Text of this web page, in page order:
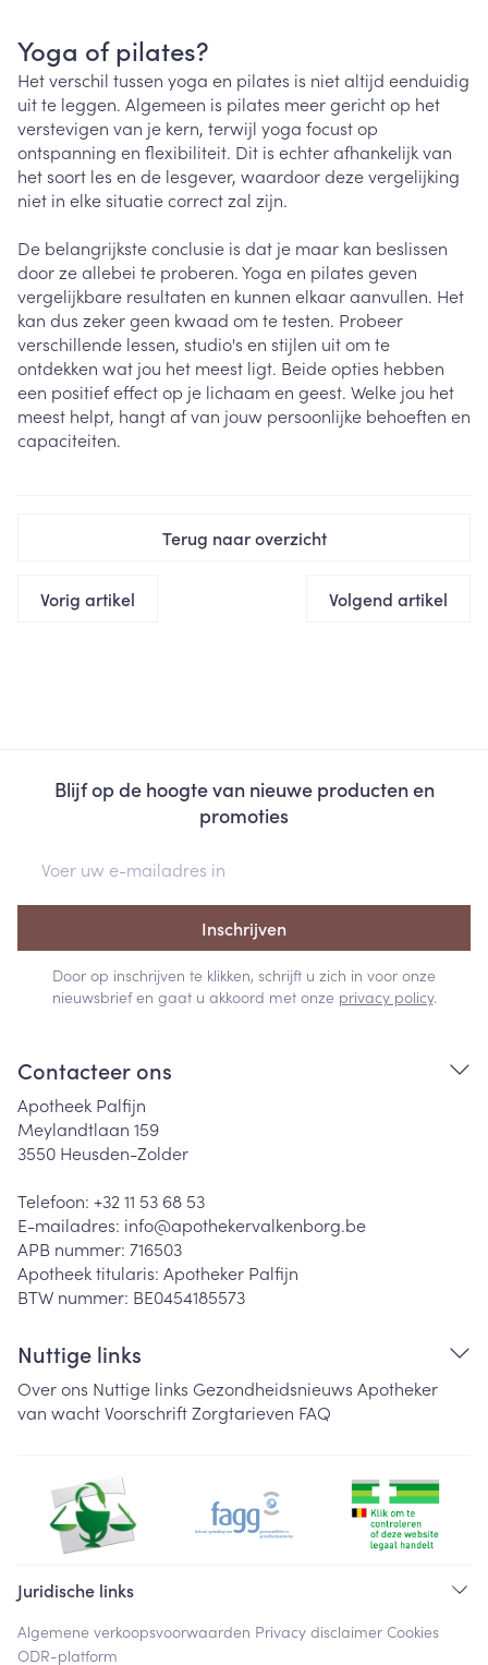
Yoga of pilates?
Het verschil tussen yoga en pilates is niet altijd eenduidig
uit te leggen. Algemeen is pilates meer gericht op het
verstevigen van je kern, terwijl yoga focust op
ontspanning en flexibiliteit. Dit is echter afhankelijk van
het soort les en de lesgever, waardoor deze vergelijking
niet in elke situatie correct zal zijn.
De belangrijkste conclusie is dat je maar kan beslissen
door ze allebei te proberen. Yoga en pilates geven
vergelijkbare resultaten en kunnen elkaar aanvullen. Het
kan dus zeker geen kwaad om te testen. Probeer
verschillende lessen, studio's en stijlen uit om te
ontdekken wat jou het meest ligt. Beide opties hebben
een positief effect op je lichaam en geest. Welke jou het
meest helpt, hangt af van jouw persoonlijke behoeften en
capaciteiten.
Terug naar overzicht
Vorig artikel Volgend artikel
Blijf op de hoogte van nieuwe producten en
promoties
Inschrijven
Door op inschrijven te klikken, schrijft u zich in voor onze
nieuwsbrief en gaat u akkoord met onze privacy policy.
Contacteer ons
Apotheek Palfijn
Meylandtlaan 159
3550 Heusden-Zolder
Telefoon: +32 11 53 68 53
E-mailadres: info@apothekervalkenborg.be
APB nummer: 716503
Apotheek titularis: Apotheker Palfijn
BTW nummer: BE0454185573
Nuttige links
Over ons Nuttige links Gezondheidsnieuws Apotheker
van wachtVoorschriftZorgtarieven FAQ
Juridische links
Algemene verkoopsvoorwaarden Privacy disclaimer Cookies
ODR-platform